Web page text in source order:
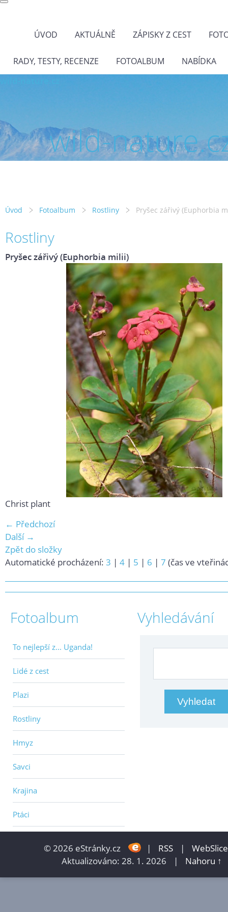
ÚVOD AKTUÁLNĚ ZÁPISKY Z CEST
RADY, TESTY, RECENZE FOTOALBUM NABÍDKA
wild-
Úvod Fotoalbum Rostliny Pryšec zářivý (Euphorbia
Rostliny
Pryšec zářivý (Euphorbia milii)
Christ plant
← Předchozí
Další →
Zpět do složky
Automatické procházení: 3 | 4 | 5 | 6 | 7 (čas ve
Fotoalbum
To nejlepší z... Uganda!
Lidé z cest
Plazi
Rostliny
Hmyz
Savci
Krajina
Ptáci
Vyhledávání
© 2026 eStránky.cz | RSS |
WebSlice
Aktualizováno: 28. 1. 2026
| Nahoru ↑